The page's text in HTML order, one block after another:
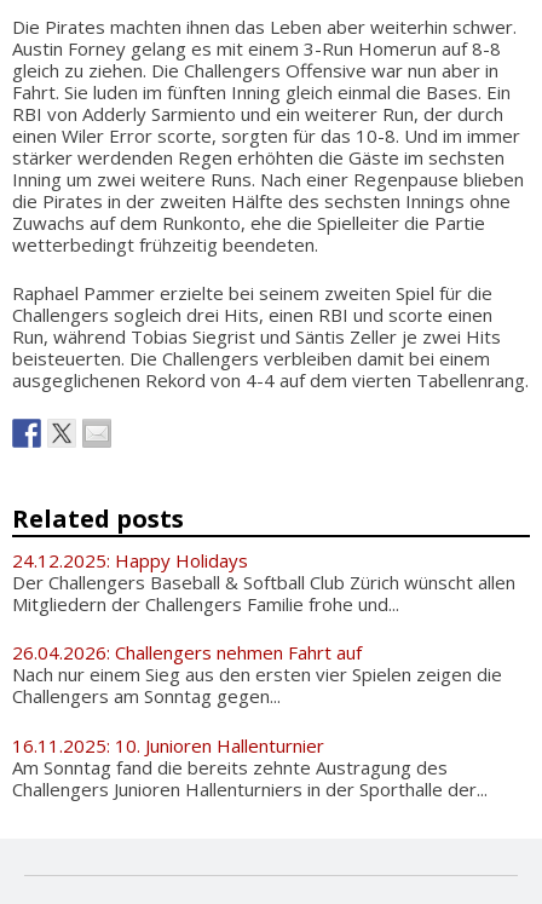
Die Pirates machten ihnen das Leben aber weiterhin schwer.
Austin Forney gelang es mit einem 3-Run Homerun auf 8-8
gleich zu ziehen. Die Challengers Offensive war nun aber in
Fahrt. Sie luden im fünften Inning gleich einmal die Bases. Ein
RBI von Adderly Sarmiento und ein weiterer Run, der durch
einen Wiler Error scorte, sorgten für das 10-8. Und im immer
stärker werdenden Regen erhöhten die Gäste im sechsten
Inning um zwei weitere Runs. Nach einer Regenpause blieben
die Pirates in der zweiten Hälfte des sechsten Innings ohne
Zuwachs auf dem Runkonto, ehe die Spielleiter die Partie
wetterbedingt frühzeitig beendeten.
Raphael Pammer erzielte bei seinem zweiten Spiel für die
Challengers sogleich drei Hits, einen RBI und scorte einen
Run, während Tobias Siegrist und Säntis Zeller je zwei Hits
beisteuerten. Die Challengers verbleiben damit bei einem
ausgeglichenen Rekord von 4-4 auf dem vierten Tabellenrang.
Related posts
24.12.2025: Happy Holidays
Der Challengers Baseball & Softball Club Zürich wünscht allen
Mitgliedern der Challengers Familie frohe und...
26.04.2026: Challengers nehmen Fahrt auf
Nach nur einem Sieg aus den ersten vier Spielen zeigen die
Challengers am Sonntag gegen...
16.11.2025: 10. Junioren Hallenturnier
Am Sonntag fand die bereits zehnte Austragung des
Challengers Junioren Hallenturniers in der Sporthalle der...